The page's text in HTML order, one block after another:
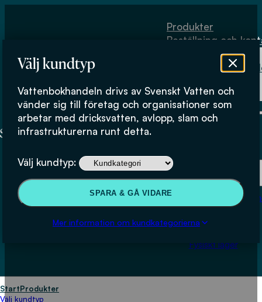
Välj kundtyp
Vattenbokhandeln drivs av Svenskt Vatten och
vänder sig till företag och organisationer som
arbetar med dricksvatten, avlopp, slam och
infrastrukturerna runt detta.
Välj kundtyp:
SPARA & GÅ VIDARE
Mer information om kundkategorierna
Produkter
Beställning och
Fysiskt lager
Beställning och kontakt
Om
Köpvillkor
Fysiskt lager
StartProdukter
Välj kundtyp